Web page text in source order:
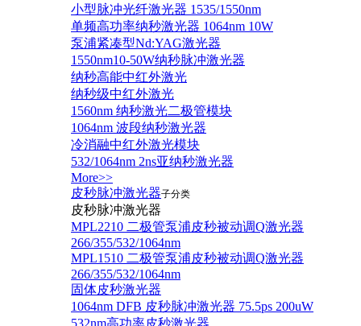
小型脉冲光纤激光器 1535/1550nm
单频高功率纳秒激光器 1064nm 10W
泵浦紧凑型Nd:YAG激光器
1550nm10-50W纳秒脉冲激光器
纳秒高能中红外激光
纳秒级中红外激光
1560nm 纳秒激光二极管模块
1064nm 波段纳秒激光器
冷消融中红外激光模块
532/1064nm 2ns亚纳秒激光器
More>>
皮秒脉冲激光器子分类
皮秒脉冲激光器
​MPL2210 二极管泵浦皮秒被动调Q激光器
266/355/532/1064nm
MPL1510 二极管泵浦皮秒被动调Q激光器
266/355/532/1064nm
固体皮秒激光器
1064nm DFB 皮秒脉冲激光器 75.5ps 200uW
532nm高功率皮秒激光器